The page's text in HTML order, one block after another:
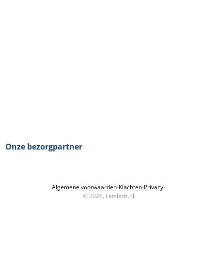
Onze bezorgpartner
Algemene voorwaarden-Klachten-Privacy-
© 2026, Letsleds.nl